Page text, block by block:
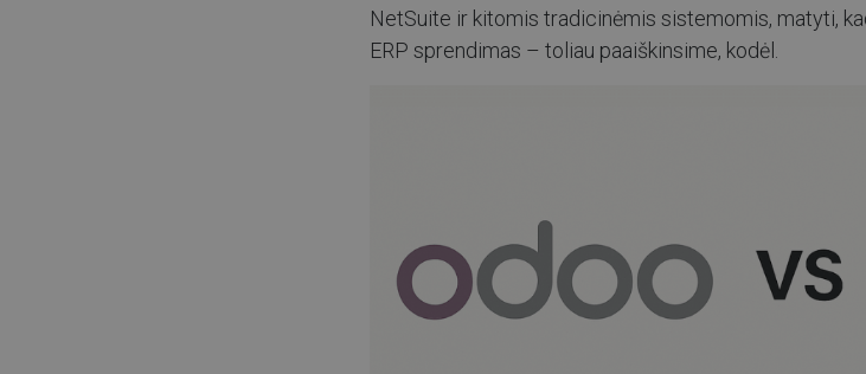
NetSuite ir kitomis tradicinėmis sistemomis, matyti,
ERP sprendimas – toliau paaiškinsime, kodėl.